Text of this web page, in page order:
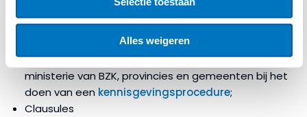
Alles weigeren
Onderwijs
&
Opleiding
inwerkingtreding van de steunregeling worden
kennisgegeven (artikel 11). Kenniscentrum Europa
Decentraalondersteunt, in opdracht van het
ministerie van BZK, provincies en gemeenten bij het
doen van een kennisgevingsprocedure;
Clausules